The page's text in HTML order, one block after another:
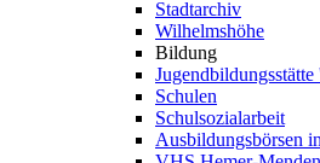
Stadtarchiv
Wilhelmshöhe
Bildung
Schulen
Schulsozialarbeit
Ausbildungsbörsen